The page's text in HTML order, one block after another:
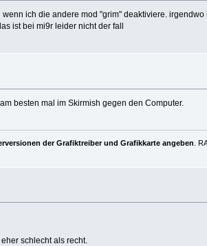
ich die andere mod "grim" deaktiviere.
ist bei mi9r leider nicht der fall
besten mal im Skirmish gegen den Computer.
der Grafiktreiber und Grafikkarte angeben .
schlecht als recht.